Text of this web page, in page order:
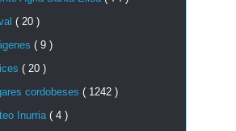
( 20 )
( 9 )
( 20 )
cordobeses ( 1242 )
Inurria ( 4 )